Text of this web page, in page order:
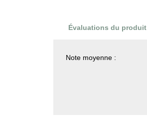
Évaluations du produit
Note moyenne :